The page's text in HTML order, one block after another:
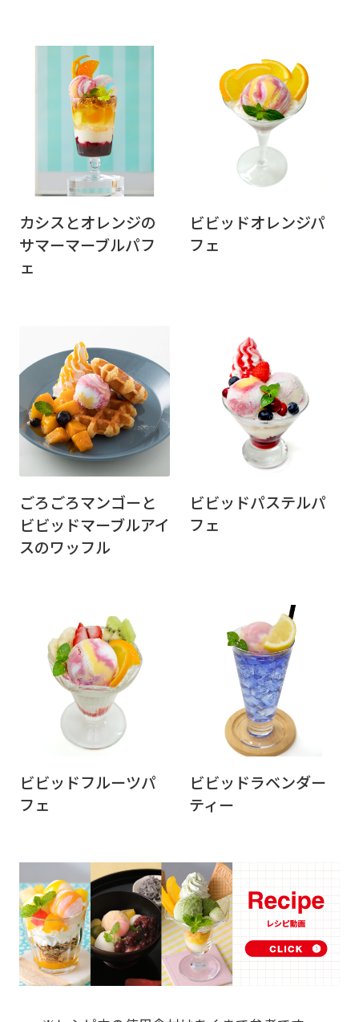
カシスとオレンジの
サマーマーブルパフ
ェ
ビビッドオレンジパ
フェ
ごろごろマンゴーと
ビビッドマーブルアイ
スのワッフル
ビビッドパステルパ
フェ
ビビッドフルーツパ
フェ
ビビッドラベンダー
ティー